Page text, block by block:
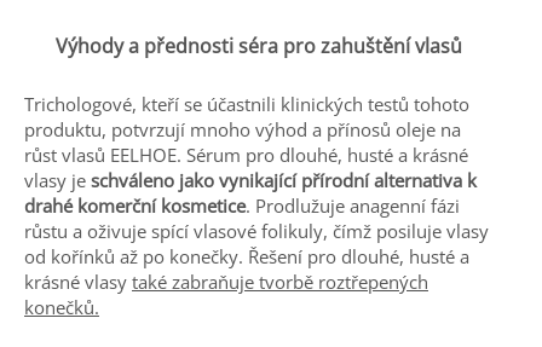
Výhody a přednosti séra pro zahuštění vlasů
Trichologové, kteří se účastnili klinických testů tohoto
produktu, potvrzují mnoho výhod a přínosů oleje na
růst vlasů EELHOE. Sérum pro dlouhé, husté a krásné
vlasy je schváleno jako vynikající přírodní alternativa k
drahé komerční kosmetice. Prodlužuje anagenní fázi
růstu a oživuje spící vlasové folikuly, čímž posiluje vlasy
od kořínků až po konečky. Řešení pro dlouhé, husté a
krásné vlasy také zabraňuje tvorbě roztřepených
konečků.